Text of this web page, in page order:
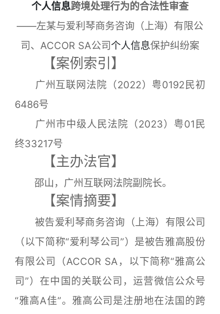
个人信息跨境处理行为的合法性审查
——左某与爱利琴商务咨询（上海）有限公
司、ACCOR SA公司个人信息保护纠纷案
【案例索引】
广州互联网法院（2022）粤0192民初
6486号
广州市中级人民法院（2023）粤01民
终33217号
【主办法官】
邵山，广州互联网法院副院长。
【案情摘要】
被告爱利琴商务咨询（上海）有限公司
（以下简称“爱利琴公司”）是被告雅高股份
有限公司（ACCOR SA，以下简称“雅高公
司”）在中国的关联公司，运营微信公众号
“雅高A佳”。雅高公司是注册地在法国的跨